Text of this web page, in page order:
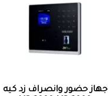
جهاز حضور وانصراف زد كيه